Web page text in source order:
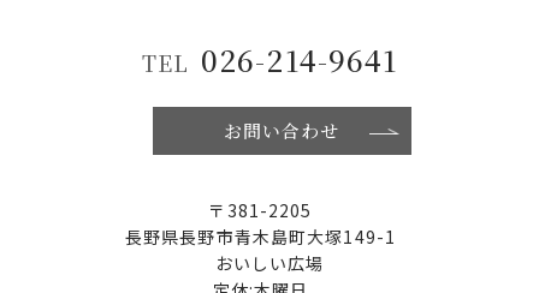
TEL 026-214-9641
お問い合わせ
〒381-2205
長野県長野市青木島町大塚149-1
おいしい広場